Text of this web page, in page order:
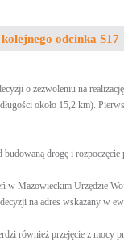
odcinka S17
o zezwoleniu na
około 15,2 km).
drogę i
w Mazowieckim Urzędzie
na adres wskazany w
również przejęcie z mocy